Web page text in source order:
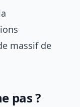
massif de
pas ?